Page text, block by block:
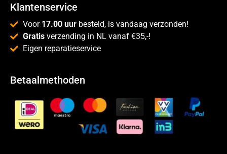
Klantenservice
Voor 17.00 uur besteld, is vandaag verzonden!
Gratis verzending in NL vanaf €35,-!
Eigen reparatieservice
Betaalmethoden